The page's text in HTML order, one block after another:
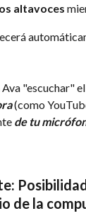
altavoces
"escuchar"
(como
de tu
de la